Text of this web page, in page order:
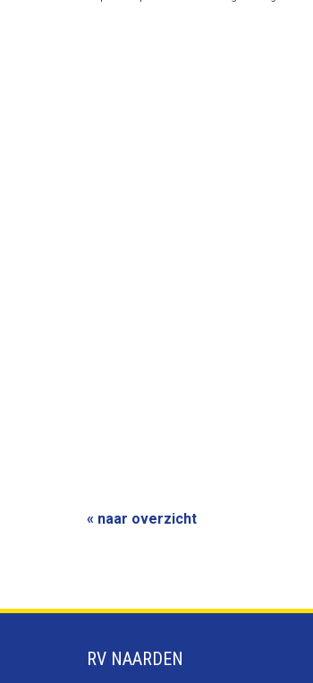
« naar overzicht
RV NAARDEN